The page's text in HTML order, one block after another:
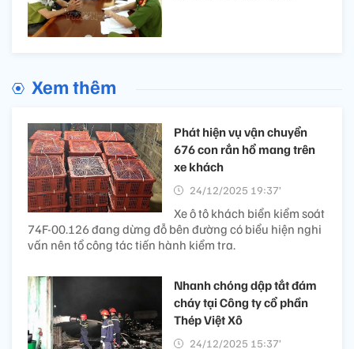
Xem thêm
Phát hiện vụ vận chuyển
676 con rắn hổ mang trên
xe khách
24/12/2025 19:37’
Xe ô tô khách biển kiểm soát
74F-00.126 đang dừng đỗ bên đường có biểu hiện nghi
vấn nên tổ công tác tiến hành kiểm tra.
Nhanh chóng dập tắt đám
cháy tại Công ty cổ phần
Thép Việt Xô
24/12/2025 15:37’